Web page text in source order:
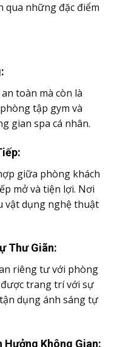
những đặc điểm
toàn mà còn là
tập gym và
gian spa cá nhân.
giữa phòng khách
mở và tiện lợi. Nơi
vật dụng nghệ thuật
Thư Giãn:
riêng tư với phòng
trang trí với sự
dụng ánh sáng tự
Hưởng Không Gian: